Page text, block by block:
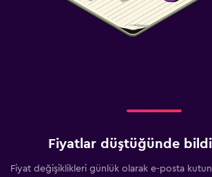
Fiyatlar düştüğünde
Fiyat değişiklikleri günlük olarak e-posta